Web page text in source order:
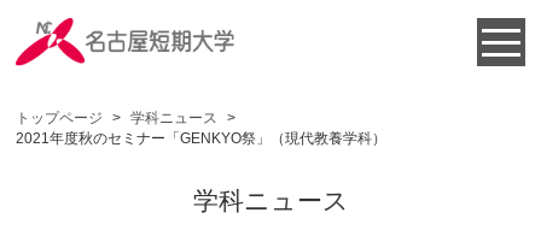
トップページ > 学科ニュース
>
2021年度秋のセミナー「GENKYO祭」（現代教養学科）
学科ニュース